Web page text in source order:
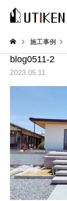
施工事例
blog0511-2
2023.05.11